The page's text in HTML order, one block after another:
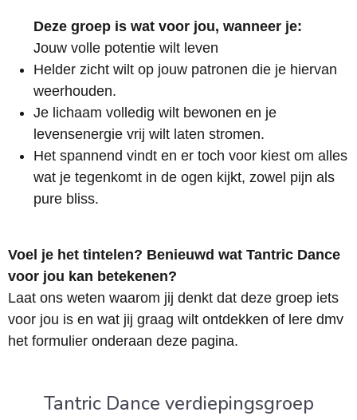
Deze groep is wat voor jou, wanneer je:
Jouw volle potentie wilt leven
Helder zicht wilt op jouw patronen die je hiervan
weerhouden.
Je lichaam volledig wilt bewonen en je
levensenergie vrij wilt laten stromen.
Het spannend vindt en er toch voor kiest om alles
wat je tegenkomt in de ogen kijkt, zowel pijn als
pure bliss.
Voel je het tintelen? Benieuwd wat Tantric Dance
voor jou kan betekenen?
Laat ons weten waarom jij denkt dat deze groep iets
voor jou is en wat jij graag wilt ontdekken of lere dmv
het formulier onderaan deze pagina.
Tantric Dance verdiepingsgroep